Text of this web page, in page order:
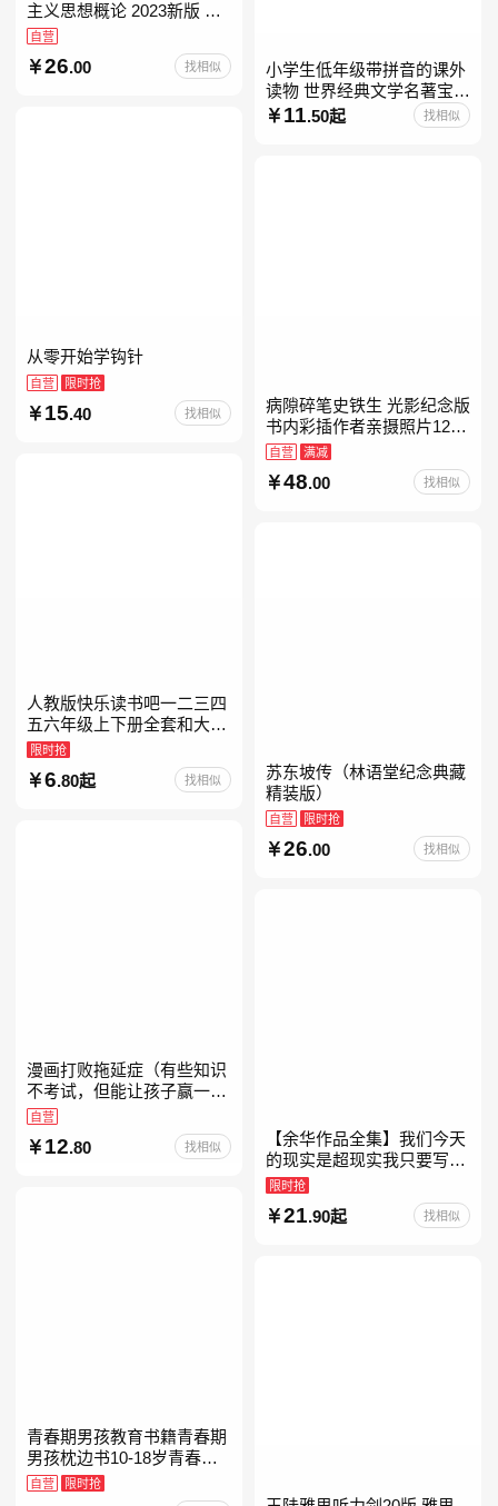
主义思想概论 2023新版 自
考15041
自营
26.00 找相似
小学生低年级带拼音的课外
读物 世界经典文学名著宝库
儿童彩图注音版 小学生一二
年级课外阅读经典名著故事
11 .50起 找相似
从零开始学钩针
自营 限时抢
15.40 找相似
病隙碎笔史铁生 光影纪念版
书内彩插作者亲摄照片12幅
史铁生充满灵性光辉的生命
自营 满减
48.00 找相似
人教版快乐读书吧一二三四
五六年级上下册全套和大人
一起读人教版读读童谣和儿
歌小鲤鱼跳龙门中国古代寓
言安徒生童话学生阅读课外
限时抢
6.80起 找相似
苏东坡传（林语堂纪念典藏
精装版）
自营 限时抢
26.00 找相似
漫画打败拖延症（有些知识
不考试，但能让孩子赢一辈
子。减少压力、增强自信、
把握机遇、培养自律，结合
“小行动”触发大脑行动开
自营
12.80 找相似
【余华作品全集】我们今天
的现实是超现实我只要写作
就是回家卢克明的偷偷一笑
余华新书活着世界上的迷路
者余华写作课文学课山谷微
限时抢
21 .90起 找相似
青春期男孩教育书籍青春期
男孩枕边书10-18岁青春期
男孩成长手册男生叛逆期非
暴力家庭教育父母心理学性
自营 限时抢